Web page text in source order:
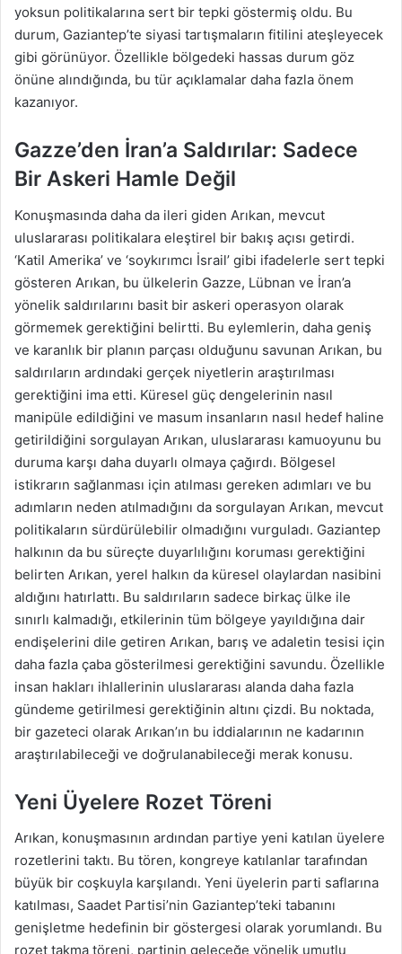
yoksun politikalarına sert bir tepki göstermiş oldu. Bu
durum, Gaziantep’te siyasi tartışmaların fitilini ateşleyecek
gibi görünüyor. Özellikle bölgedeki hassas durum göz
önüne alındığında, bu tür açıklamalar daha fazla önem
kazanıyor.
Gazze’den İran’a Saldırılar: Sadece
Bir Askeri Hamle Değil
Konuşmasında daha da ileri giden Arıkan, mevcut
uluslararası politikalara eleştirel bir bakış açısı getirdi.
‘Katil Amerika’ ve ‘soykırımcı İsrail’ gibi ifadelerle sert tepki
gösteren Arıkan, bu ülkelerin Gazze, Lübnan ve İran’a
yönelik saldırılarını basit bir askeri operasyon olarak
görmemek gerektiğini belirtti. Bu eylemlerin, daha geniş
ve karanlık bir planın parçası olduğunu savunan Arıkan, bu
saldırıların ardındaki gerçek niyetlerin araştırılması
gerektiğini ima etti. Küresel güç dengelerinin nasıl
manipüle edildiğini ve masum insanların nasıl hedef haline
getirildiğini sorgulayan Arıkan, uluslararası kamuoyunu bu
duruma karşı daha duyarlı olmaya çağırdı. Bölgesel
istikrarın sağlanması için atılması gereken adımları ve bu
adımların neden atılmadığını da sorgulayan Arıkan, mevcut
politikaların sürdürülebilir olmadığını vurguladı. Gaziantep
halkının da bu süreçte duyarlılığını koruması gerektiğini
belirten Arıkan, yerel halkın da küresel olaylardan nasibini
aldığını hatırlattı. Bu saldırıların sadece birkaç ülke ile
sınırlı kalmadığı, etkilerinin tüm bölgeye yayıldığına dair
endişelerini dile getiren Arıkan, barış ve adaletin tesisi için
daha fazla çaba gösterilmesi gerektiğini savundu. Özellikle
insan hakları ihlallerinin uluslararası alanda daha fazla
gündeme getirilmesi gerektiğinin altını çizdi. Bu noktada,
bir gazeteci olarak Arıkan’ın bu iddialarının ne kadarının
araştırılabileceği ve doğrulanabileceği merak konusu.
Yeni Üyelere Rozet Töreni
Arıkan, konuşmasının ardından partiye yeni katılan üyelere
rozetlerini taktı. Bu tören, kongreye katılanlar tarafından
büyük bir coşkuyla karşılandı. Yeni üyelerin parti saflarına
katılması, Saadet Partisi’nin Gaziantep’teki tabanını
genişletme hedefinin bir göstergesi olarak yorumlandı. Bu
rozet takma töreni, partinin geleceğe yönelik umutlu